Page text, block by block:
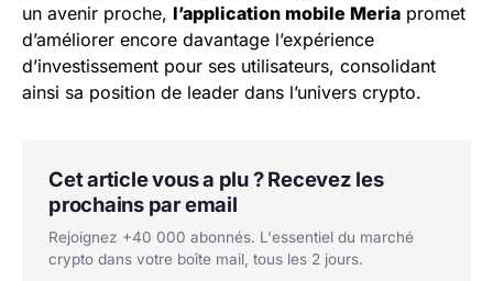
un avenir proche, l’application mobile Meria promet
d’améliorer encore davantage l’expérience
d’investissement pour ses utilisateurs, consolidant
ainsi sa position de leader dans l’univers crypto.
Cet article vous a plu ? Recevez les
prochains par email
Rejoignez +40 000 abonnés. L'essentiel du marché
crypto dans votre boîte mail, tous les 2 jours.